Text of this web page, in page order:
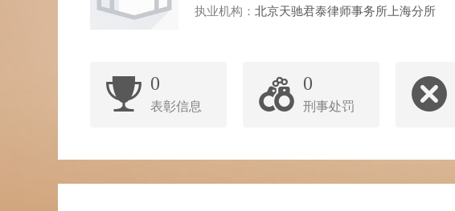
执业机构： 北京天驰君泰律师事务所上海分所
0
表彰信息
0
刑事处罚